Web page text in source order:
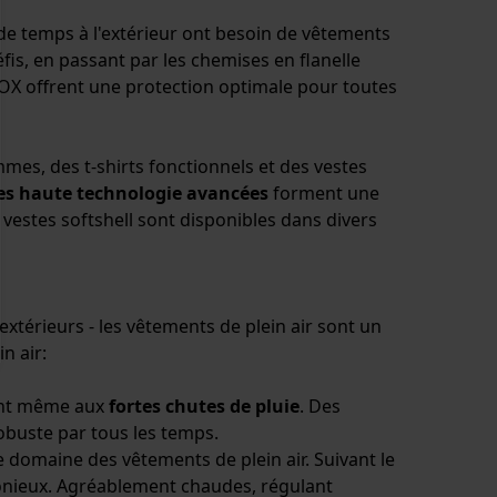
temps à l'extérieur ont besoin de vêtements
en passant par les chemises en flanelle
offrent une protection optimale pour toutes
des t-shirts fonctionnels et des vestes
haute technologie avancées forment une
softshell sont disponibles dans divers
- les vêtements de plein air sont un
air:
même auxfortes chutes de pluie. Des
par tous les temps.
des vêtements de plein air. Suivant le
Agréablement chaudes, régulant